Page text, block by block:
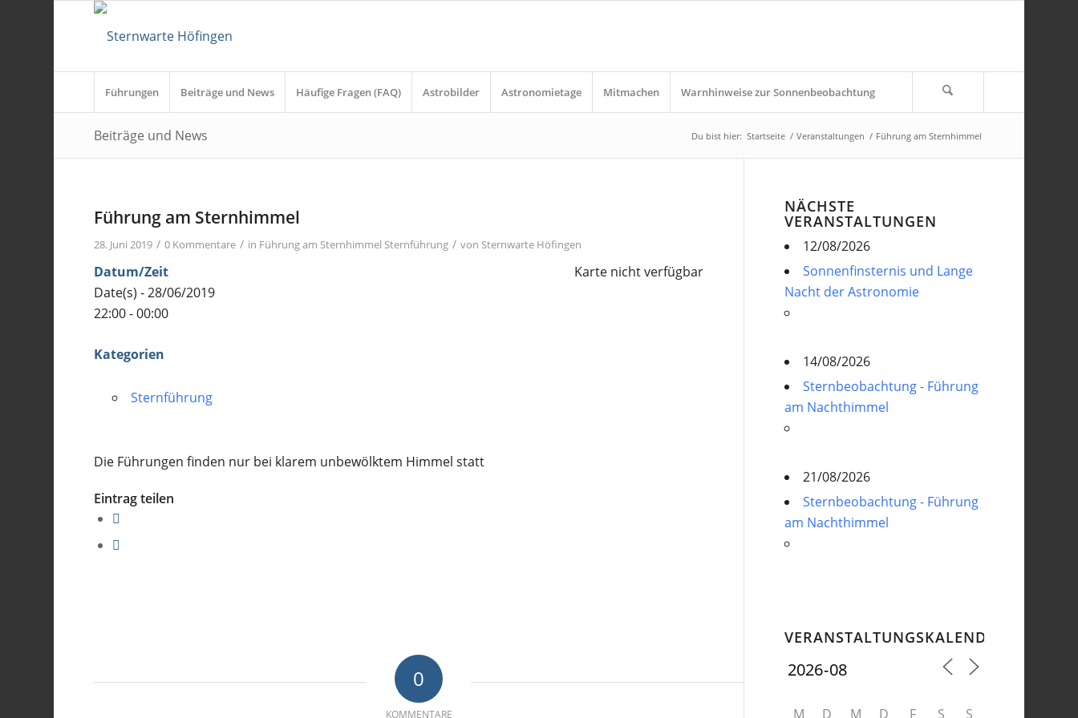
Führungen Beiträge und News Häufige Fragen (FAQ) Astrobilder Astronomietage Mitmachen Warnhinweise zur Sonnenbeobachtung
Beiträge und News Du bist hier: Startseite / Veranstaltungen / Führung am Sternhimmel
Führung am Sternhimmel
28. Juni 2019 / 0 Kommentare / in Führung am Sternhimmel Sternführung / von Sternwarte Höfingen
Karte nicht verfügbar
Datum/Zeit
Date(s) - 28/06/2019
22:00 - 00:00
Kategorien
Sternführung
Die Führungen finden nur bei klarem unbewölktem Himmel statt
Eintrag teilen
0
KOMMENTARE
NÄCHSTE
VERANSTALTUNGEN
12/08/2026
Sonnenfinsternis und Lange
Nacht der Astronomie
14/08/2026
Sternbeobachtung - Führung
am Nachthimmel
21/08/2026
Sternbeobachtung - Führung
am Nachthimmel
VERANSTALTUNGSKALENDER
M D M D F S S